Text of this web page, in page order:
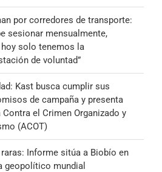
por corredores de transporte:
sesionar mensualmente,
solo tenemos la
de voluntad”
Kast busca cumplir sus
de campaña y presenta
Contra el Crimen Organizado y
(ACOT)
Informe sitúa a Biobío en
geopolítico mundial